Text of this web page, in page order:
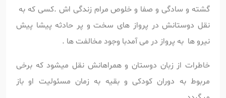
گشته و سادگی و صفا و خلوص مرام زندگی اش .کسی که به
نقل دوستانش در پرواز های سخت و پر حادثه پیشا پیش
نیرو ها به پرواز در می آمدبا وجود مخالفت ها .
خاطرات از زبان دوستان و همراهانش نقل میشود که برخی
مربوط به دوران کودکی و بقیه به زمان مسئولیت او باز